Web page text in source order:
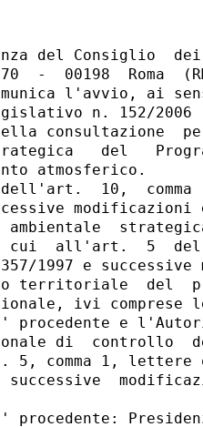
del Consiglio
-  00198
l'avvio, ai
n. 152/
consultazione
del
atmosferico.
10,  comma
ambientale
cui  all'art.  5  del
1997 e
territoriale  del
ivi
procedente e
di  controllo
5, comma 1,
successive
procedente: